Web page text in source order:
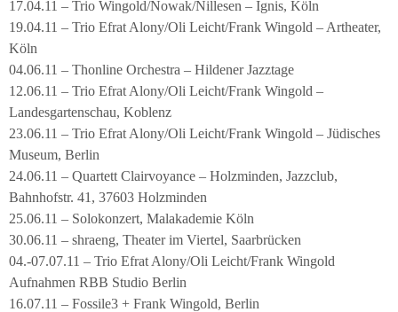
17.04.11 – Trio Wingold/Nowak/Nillesen – Ignis, Köln
19.04.11 – Trio Efrat Alony/Oli Leicht/Frank Wingold – Artheater,
Köln
04.06.11 – Thonline Orchestra – Hildener Jazztage
12.06.11 – Trio Efrat Alony/Oli Leicht/Frank Wingold –
Landesgartenschau, Koblenz
23.06.11 – Trio Efrat Alony/Oli Leicht/Frank Wingold – Jüdisches
Museum, Berlin
24.06.11 – Quartett Clairvoyance – Holzminden, Jazzclub,
Bahnhofstr. 41, 37603 Holzminden
25.06.11 – Solokonzert, Malakademie Köln
30.06.11 – shraeng, Theater im Viertel, Saarbrücken
04.-07.07.11 – Trio Efrat Alony/Oli Leicht/Frank Wingold
Aufnahmen RBB Studio Berlin
16.07.11 – Fossile3 + Frank Wingold, Berlin